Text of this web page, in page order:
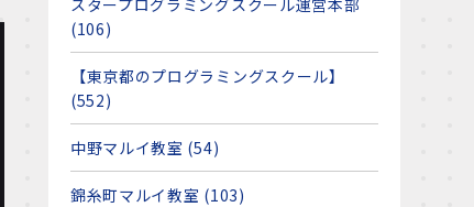
スタープログラミングスクール運営本部
(106)
【東京都のプログラミングスクール】
(552)
中野マルイ教室 (54)
錦糸町マルイ教室 (103)